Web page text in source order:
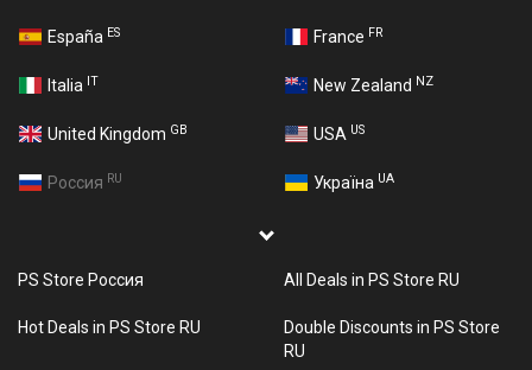
España ES France FR
Italia IT New Zealand NZ
United Kingdom GB USA US
Россия RU Україна UA
PS Store Россия All Deals in PS Store RU
Hot Deals in PS Store RU
Double Discounts in PS Store
RU